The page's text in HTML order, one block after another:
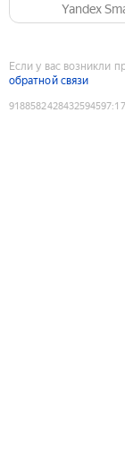
Yandex
Если у вас возникли
обратной связи
9188582428432594597: